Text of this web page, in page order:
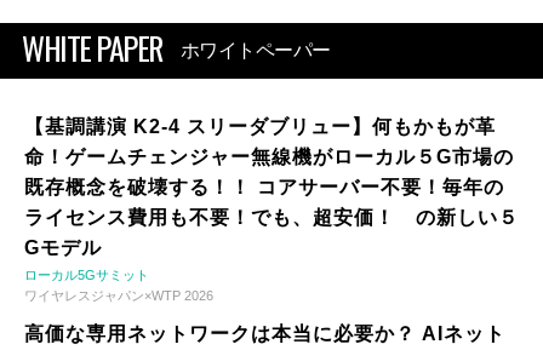
WHITE PAPER ホワイトペーパー
【基調講演 K2-4 スリーダブリュー】何もかもが革
命！ゲームチェンジャー無線機がローカル５G市場の
既存概念を破壊する！！ コアサーバー不要！毎年の
ライセンス費用も不要！でも、超安価！ の新しい５
Gモデル
ローカル5Gサミット
ワイヤレスジャパン×WTP 2026
高価な専用ネットワークは本当に必要か？ AIネット